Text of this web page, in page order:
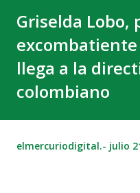
Griselda Lobo,
excombatiente
llega a la
colombiano
elmercuriodigital.- julio